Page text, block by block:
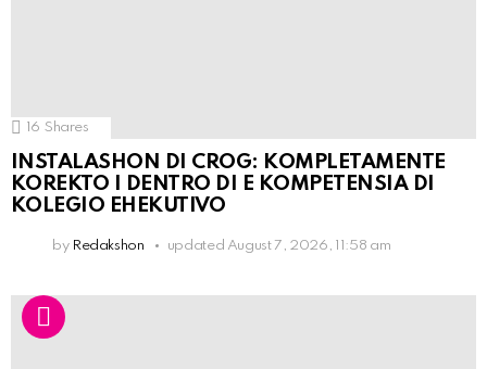
16 Shares
INSTALASHON DI CROG: KOMPLETAMENTE
KOREKTO I DENTRO DI E KOMPETENSIA DI
KOLEGIO EHEKUTIVO
by Redakshon updated August 7, 2026, 11:58 am